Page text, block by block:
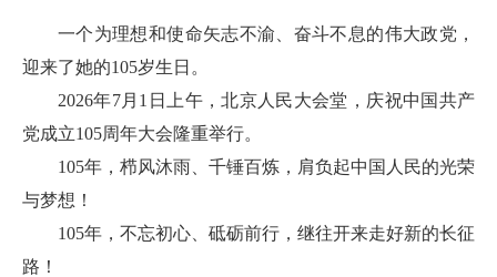
一个为理想和使命矢志不渝、奋斗不息的伟大政党，
迎来了她的105岁生日。
2026年7月1日上午，北京人民大会堂，庆祝中国共产
党成立105周年大会隆重举行。
105年，栉风沐雨、千锤百炼，肩负起中国人民的光荣
与梦想！
105年，不忘初心、砥砺前行，继往开来走好新的长征
路！